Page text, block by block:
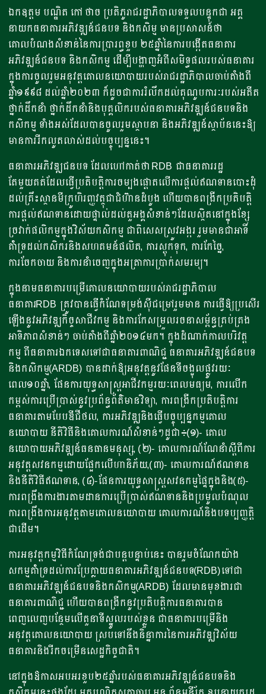
ឯកឧត្តម បណ្ឌិត កៅ ថាច ប្រតិភូរាជរដ្ឋាភិបាលទទួលបន្ទុកជា អគ្គ
នាយកធនាគារអភិវឌ្ឍន៍ជនបទ និងកសិម្ម មានប្រសាសន៍ថា
គោលបំណងសំខាន់នៃការប្រារព្ធខួប ២៥ឆ្នំានៃការបង្កើតធនាគារ
អភិវឌ្ឍន៍ជនបទ និងកសិកម្ម ដើម្បីបង្ហាញអំពីសមិទ្ធផលរបស់ធនាគារ
ក្នុងការចូលរួមអនុវត្តគោលនយោបាយរបស់រាជរដ្ឋាភិបាលចាប់តំាងពី
ឆ្នំា១៩៩៨ ដល់ឆ្នំា២០២៣ ក៏ដូចជាការរំលឹកដល់គុណូបការៈរបស់អតីត
ថ្នាក់ដឹកនាំ ថ្នាក់ដឹកនាំនិងបុគ្គលិករបស់ធនាគារអភិវឌ្ឍន៍ជនបទនិង
កសិកម្ម ទំាងអស់ដែលបានចូលរួមស្ថាបនា និងអភិវឌ្ឍន៍ស្ថាប័ននេះឱ្យ
មានការរីកលូតលាស់ដល់បច្ចុប្បន្ននេះ។
ធនាគារអភិវឌ្ឍជនបទ ដែលហៅកាត់ថា RDB ជាធនាគាររដ្ឋ
តែមួយគត់ដែលធ្វើប្រតិបត្តិការចម្បងផ្តោតលើការផ្តល់ឥណទានបោះដុំ
ដល់គ្រឹះស្ថានមីក្រូហិរញ្ញវត្ថុជាជំហ៊ានដំបូង ហើយបានពង្រីកប្រតិបត្តិ
ការផ្តល់ឥណទានដោយផ្ទាល់ដល់តួអង្គសំខាន់ៗដែលស្ថិតនៅក្នុងខ្សែ
ច្រវាក់ផលិកម្មក្នុងវិស័យកសិកម្ម ជាពិសេសស្រូវអង្ករ រួមមានជាអាទិ៍
គំាំទ្រដល់កសិករនិងសហគមន៍ផលិត, ការស្តុកទុក, ការកែច្នៃ,
ការចែកចាយ និងការនាំចេញក្នុងអត្រាការប្រាក់សមរម្យ។
ក្នុងនាមធនាគារបម្រើគោលនយោបាយរបស់រាជរដ្ឋាភិបាល
ធនាគារRDB ត្រូវបានធ្វើកំណែទម្រង់ស៊ីជម្រៅរួមមាន ការធ្វើឱ្យប្រសើរ
ឡើងនូវអភិវឌ្ឍកិច្ចសាជីវកម្ម និងការកែសម្រួលរចនាសម្ព័ន្ធគ្រប់គ្រង
អាទិភាពសំខាន់ៗ ចាប់តំាងពីឆ្នំា២០១៤មក។ ក្នុងដំណាក់កាលបរិវត្ត
កម្ម ពីធនាគារឯកទេសទៅជាធនាគារពាណិជ្ជ ធនាគារអភិវឌ្ឍន៍ជនបទ
និងកសិកម្ម(ARDB) បានដាក់ឱ្យអនុវត្តនូវផែនទីចង្អុលផ្លូវរយៈ
ពេល១០ឆ្នំា, ផែនការយុទ្ធសាស្ត្រអាជីវកម្មរយៈពេលមធ្យម, ការលើក
កម្ពស់ការប្រើប្រាស់នូវប្រព័ន្ធព័ត៌មានវិទ្យា, ការពង្រីកប្រតិបត្តិការ
ធនាគារតាមបែបឌីជីថល, ការអភិវឌ្ឍនិងធ្វើបច្ចុប្បន្នកម្មគោល
នយោបាយ នីតិវិធីនិងគោលការណ៍សំខាន់ៗដូជា៖(១)- គោល
នយោបាយអភិវឌ្ឍន៍ធនធានមនុស្ស, (២)- គោលការណ៍ណែនាំស្តីពីការ
អនុវត្តសវនកម្មដោយផ្អែកលើហានិភ័យ,(៣)- គោលការណ៍ឥណទាន
និងនីតិវិធីឥណទាន, (៤)-ផែនការយុទ្ធសាស្ត្រសវនកម្មផ្ទៃក្នុងនិង(៥)-
ការពង្រឹងការងារតាមដានការប្រើប្រាស់ឥណទាននិងប្រមូលបំណុល
ការពង្រឹងការអនុវត្តតាមគោលនយោបាយ គោលការណ៍និងបទប្បញ្ញត្តិ
ជាដើម។
ការអនុវត្តកម្មវិធីកំណែទ្រង់ជាបន្តបន្ទាប់នេះ បានរួមចំណែកយ៉ាង
សកម្មគំាំទ្រដល់ការប្រែក្លាយធនាគារអភិវឌ្ឍន៍ជនបទ(RDB)ទៅជា
ធនាគារអភិវឌ្ឍន៍ជនបទនិងកសិកម្ម(ARDB) ដែលមានមុខងារជា
ធនាគារពាណិជ្ជ ហើយបានពង្រីកនូវប្រតិបត្តិការធនាគារបាន
ពេញលេញបន្ថែមលើតួនាទីស្នូលរបស់ខ្លួន ជាធនាគារបម្រើនិង
អនុវត្តគោលនយោបាយ ស្របទៅនឹងនិន្នាការនៃការអភិវឌ្ឍវិស័យ
ធនាគារនិងរីកចម្រើនសេដ្ឋកិច្ចជាតិ។
នៅក្នុងឱកាសអបអរខួប២៥ឆ្នំារបស់ធនាគារអភិវឌ្ឍន៍ជនបទនិង